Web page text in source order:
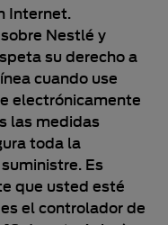
Internet.
Nestlé y
su derecho a
cuando use
electrónicamente
las medidas
toda la
Es
que usted esté
el controlador de